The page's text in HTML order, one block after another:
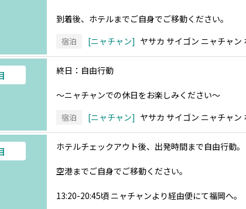
到着後、ホテルまでご自身でご移動ください。
宿泊 ニャチャン ヤサカ サイゴン ニャチャン
終日：自由行動
～ニャチャンでの休日をお楽しみください～
宿泊 ニャチャン ヤサカ サイゴン ニャチャン
ホテルチェックアウト後、出発時間まで自由行動。
空港までご自身でご移動ください。
13:20-20:45頃 ニャチャンより経由便にて福岡へ。